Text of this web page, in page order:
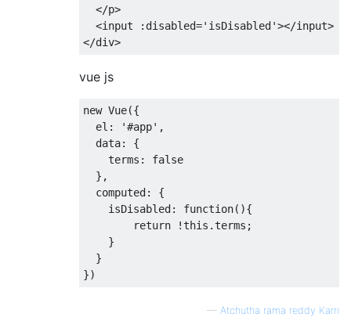
</p>
<input : disabled='isDisabled'></input>
</div>
vue js
new Vue({
  el
: '#app' ,
  data
:
{
    terms
:
false
},
  computed
:
{
    isDisabled
: function(){
return
!this .terms ;
}
}
})
— Atchutha rama reddy Karri